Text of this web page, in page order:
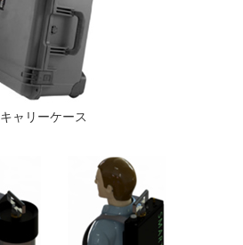
キャリーケース